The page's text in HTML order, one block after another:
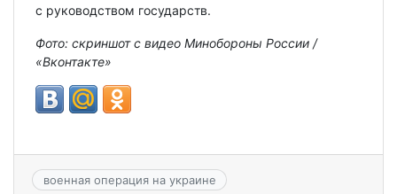
с руководством государств.
Фото: скриншот с видео Минобороны России /
«Вконтакте»
военная операция на украине